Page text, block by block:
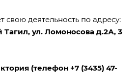
свою деятельность по адресу:
Тагил, ул. Ломоносова д.2А, 3
(телефон +7 (3435) 47-